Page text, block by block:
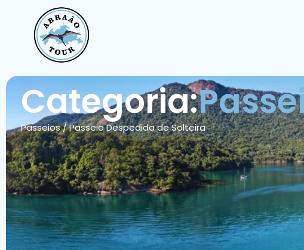
Categoria:
Passeios/Passeio Despedida de Solteira